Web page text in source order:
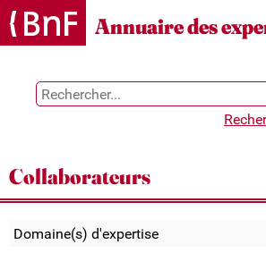
Gestion des cookies
Annuaire des
Collaborateurs
Domaine(s) d'expertise